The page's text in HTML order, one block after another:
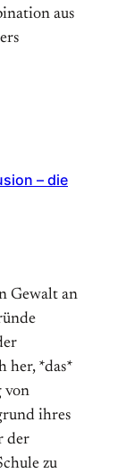
aus
– die
Gewalt an
her, *das*
von
ihres
der
zu